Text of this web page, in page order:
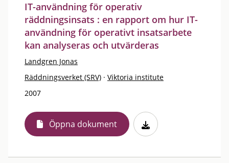
IT-användning för operativ
räddningsinsats : en rapport om hur IT-
användning för operativt insatsarbete
kan analyseras och utvärderas
Landgren Jonas
Räddningsverket (SRV) · Viktoria institute
2007
Öppna dokument